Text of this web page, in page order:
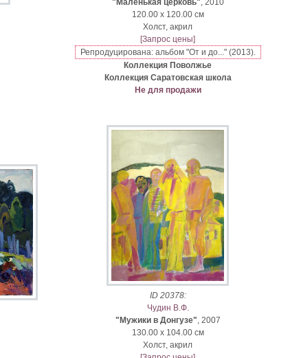
120.00 x 120.00 см
Xолст, акрил
[Запрос цены]
Репродуцирована: альбом "От и до..." (2013).
Коллекция Поволжье
Коллекция Саратовская школа
Не для продажи
ID 20378:
Чудин В.Ф.
"Мужики в Донгузе", 2007
130.00 x 104.00 см
Xолст, акрил